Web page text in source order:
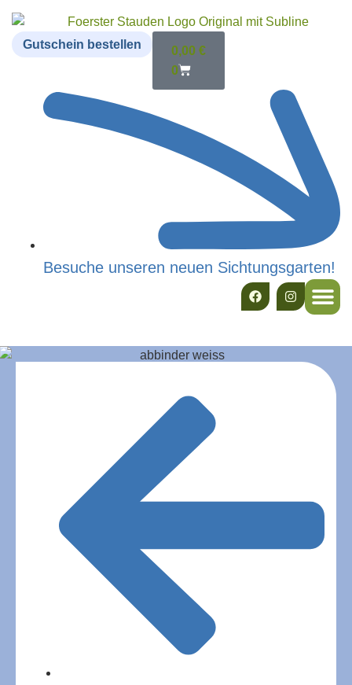
Gutschein bestellen 0,00 €
0
Besuche unseren neuen Sichtungsgarten!